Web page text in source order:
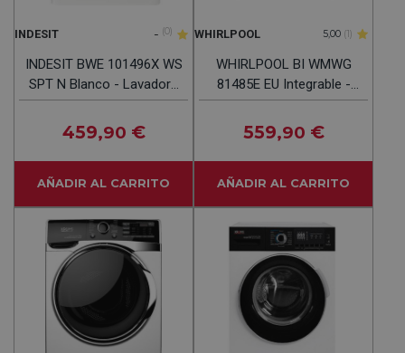
INDESIT - (0)
INDESIT BWE 101496X WS
SPT N Blanco - Lavadora
Carga Frontal 10KG
459,90 €
AÑADIR AL CARRITO
WHIRLPOOL 5,00 (1)
WHIRLPOOL BI WMWG
81485E EU Integrable -
Lavadora Carga Frontal
8KG 1400RPM
559,90 €
AÑADIR AL CARRITO